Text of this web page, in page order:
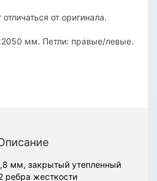
от оригинала.
мм. Петли: правые/левые.
мм, закрытый утепленный
ребра жесткости